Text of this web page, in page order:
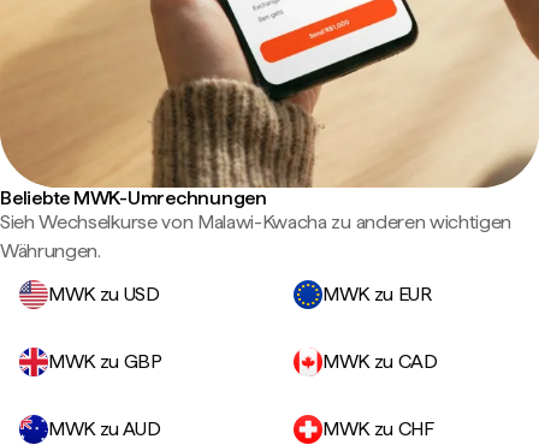
Beliebte MWK-Umrechnungen
Sieh Wechselkurse von Malawi-Kwacha zu anderen wichtigen
Währungen.
MWK zu USD
MWK zu EUR
MWK zu GBP MWK zu CAD
MWK zu AUD MWK zu CHF